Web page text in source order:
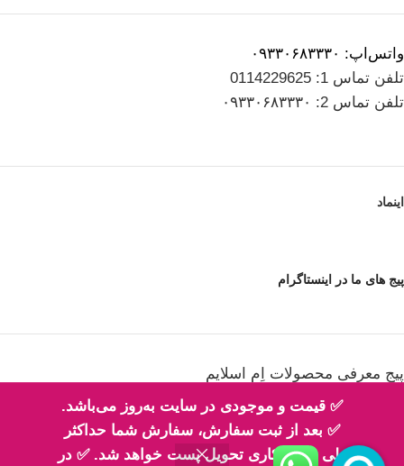
✅ قیمت و موجودی در سایت به‌روز می‌باشد.
✅ بعد از ثبت سفارش، سفارش شما حداکثر
طی 2 روز کاری تحویل پست خواهد شد. ✅ در
واتس‌اپ: ۰۹۳۳۰۶۸۳۳۳۰
تلفن تماس 1: 0114229625
تلفن تماس 2: ۰۹۳۳۰۶۸۳۳۳۰
اینماد
پیج های ما در اینستاگرام
پیج معرفی محصولات اِم اسلایم